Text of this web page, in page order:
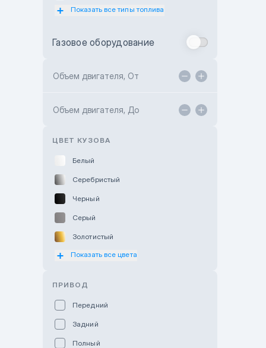
Subaru Motor Almaty
Toyota Kokshetau
Hyundai ShymCity
Показать все типы топлива
Газовое оборудование
Объем двигателя, От
Объем двигателя, До
ЦВЕТ КУЗОВА
Белый
Серебристый
Черный
Серый
Золотистый
Оранжевый
Показать все цвета
ПРИВОД
Передний
Задний
Полный